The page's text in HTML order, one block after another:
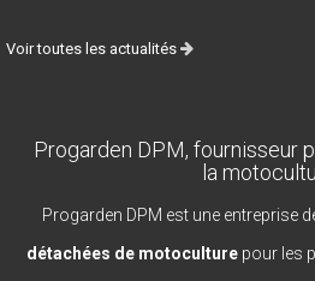
Voir toutes les actualités
Progarden DPM, fournisseur
la
Progarden DPM est une entreprise
détachées de motoculturepour les